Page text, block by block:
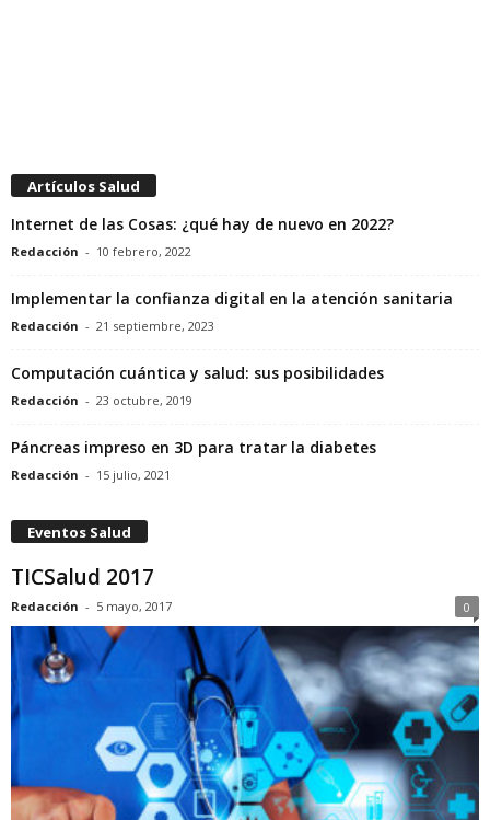
Artículos Salud
Internet de las Cosas: ¿qué hay de nuevo en 2022?
Redacción - 10 febrero, 2022
Implementar la confianza digital en la atención sanitaria
Redacción - 21 septiembre, 2023
Computación cuántica y salud: sus posibilidades
Redacción - 23 octubre, 2019
Páncreas impreso en 3D para tratar la diabetes
Redacción - 15 julio, 2021
Eventos Salud
TICSalud 2017
Redacción - 5 mayo, 2017 0